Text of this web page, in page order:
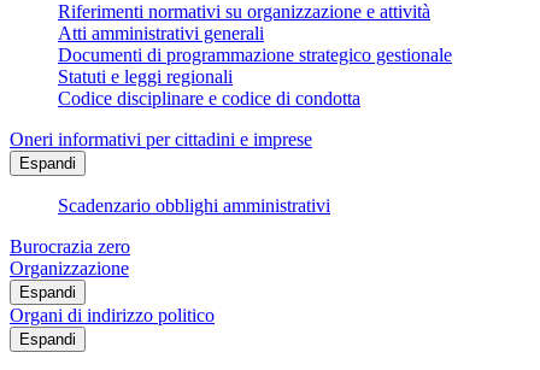
Riferimenti normativi su organizzazione e attività
Atti amministrativi generali
Documenti di programmazione strategico gestionale
Statuti e leggi regionali
Codice disciplinare e codice di condotta
Oneri informativi per cittadini e imprese
Espandi
Scadenzario obblighi amministrativi
Burocrazia zero
Organizzazione
Espandi
Organi di indirizzo politico
Espandi